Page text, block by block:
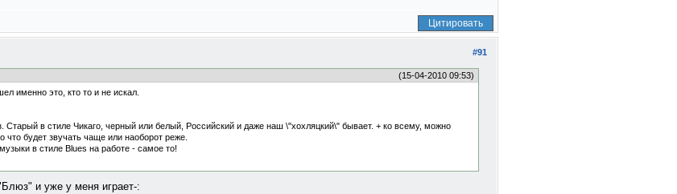
Цитировать
#91
(15-04-2010 09:53)
именно это, кто то и не искал.
Старый в стиле Чикаго, черный или белый, Российский и даже наш \"хохляцкий\" бывает. + ко всему, можно
будет звучать чаще или наоборот реже.
в стиле Blues на работе - самое то!
и уже у меня играет-: